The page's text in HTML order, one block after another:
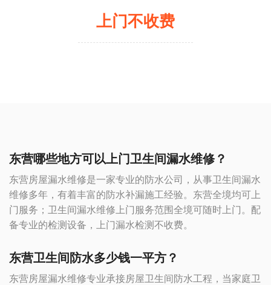
上门不收费
东营哪些地方可以上门卫生间漏水维修？
东营房屋漏水维修是一家专业的防水公司，从事卫生间漏水
维修多年，有着丰富的防水补漏施工经验。东营全境均可上
门服务；卫生间漏水维修上门服务范围全境可随时上门。配
备专业的检测设备，上门漏水检测不收费。
东营卫生间防水多少钱一平方？
东营房屋漏水维修专业承接房屋卫生间防水工程，当家庭卫